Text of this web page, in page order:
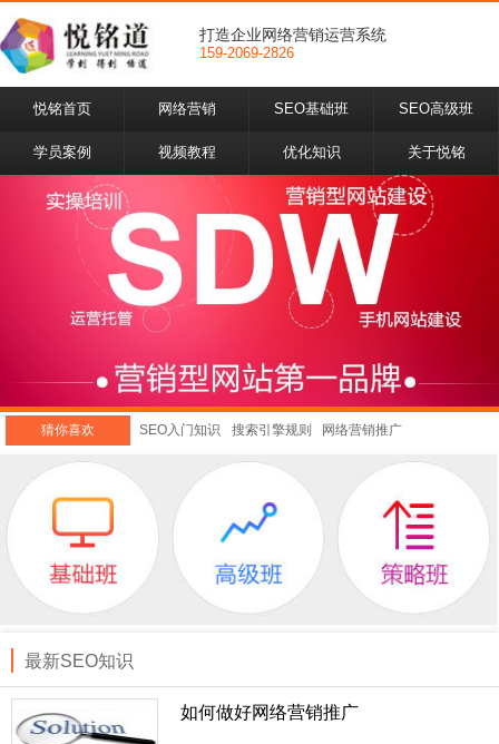
打造企业网络营销运营系统
159-2069-2826
悦铭首页 网络营销 SEO基础班 SEO高级班
学员案例 视频教程 优化知识 关于悦铭
猜你喜欢 SEO入门知识 搜索引擎规则 网络营销推广
最新SEO知识
如何做好网络营销推广